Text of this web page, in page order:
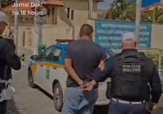
Jornal Daki
há 18 horas